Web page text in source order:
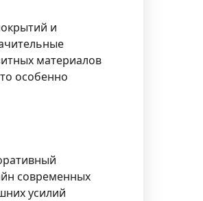
и
материалов
особенно
современных
усилий